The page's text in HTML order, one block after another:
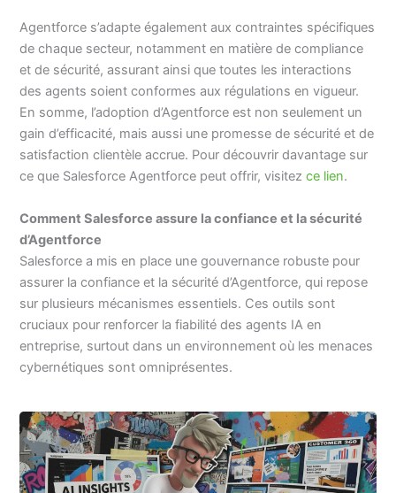
Agentforce s’adapte également aux contraintes spécifiques
de chaque secteur, notamment en matière de compliance
et de sécurité, assurant ainsi que toutes les interactions
des agents soient conformes aux régulations en vigueur.
En somme, l’adoption d’Agentforce est non seulement un
gain d’efficacité, mais aussi une promesse de sécurité et de
satisfaction clientèle accrue. Pour découvrir davantage sur
ce que Salesforce Agentforce peut offrir, visitezce lien.
Comment Salesforce assure la confiance et la sécurité
d’Agentforce
Salesforce a mis en place une gouvernance robuste pour
assurer la confiance et la sécurité d’Agentforce, qui repose
sur plusieurs mécanismes essentiels. Ces outils sont
cruciaux pour renforcer la fiabilité des agents IA en
entreprise, surtout dans un environnement où les menaces
cybernétiques sont omniprésentes.